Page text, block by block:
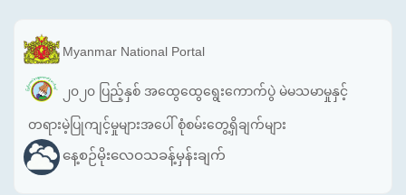
Myanmar National Portal
၂၀၂၀ ပြည့်နှစ် အထွေထွေရွေးကောက်ပွဲ မဲမသမာမှုနှင့်
တရားမဲ့ပြုကျင့်မှုများအပေါ် စုံစမ်းတွေ့ရှိချက်များ
နေ့စဉ်မိုးလေဝသခန့်မှန်းချက်